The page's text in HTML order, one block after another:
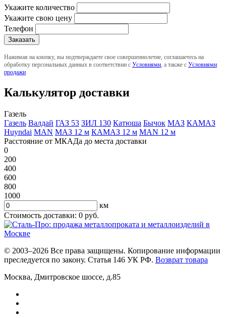
Укажите количество
Укажите свою цену
Телефон
Нажимая на кнопку, вы подтверждаете свое совершеннолетие, соглашаетесь на
обработку персональных данных в соответствии с Условиями , а также с Условиями
продажи
Калькулятор доставки
Газель
Газель Валдай ГАЗ 53 ЗИЛ 130 Катюша Бычок МАЗ КАМАЗ
Huyndai MAN МАЗ 12 м КАМАЗ 12 м MAN 12 м
Расстояние от МКАДа до места доставки
0
200
400
600
800
1000
км
Стоимость доставки: 0 руб.
© 2003–2026 Все права защищены. Копирование информации
преследуется по закону. Статья 146 УК РФ. Возврат товара
Москва, Дмитровское шоссе, д.85